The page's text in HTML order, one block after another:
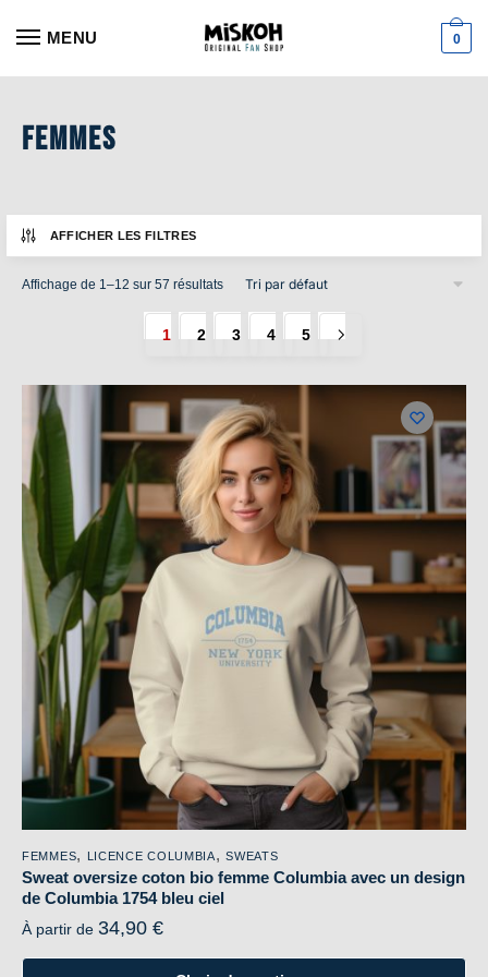
MENU 0
Femmes
AFFICHER LES FILTRES
Affichage de 1–12 sur 57 résultats
1 2 3 4 5
FEMMES, LICENCE COLUMBIA,SWEATS
Sweat oversize coton bio femme Columbia avec un design
de Columbia 1754 bleu ciel
À partir de 34,90 €